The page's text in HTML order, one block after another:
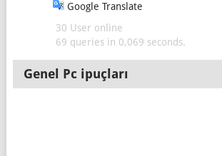
Google Translate
30 User online
69 queries in 0,069 seconds.
Genel Pc ipuçları